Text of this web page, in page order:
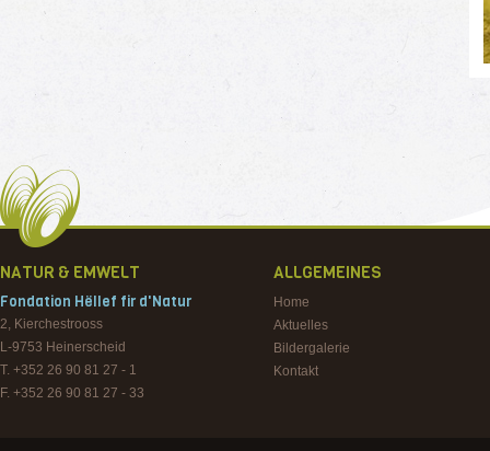
NATUR & EMWELT
Fondation Hëllef fir d'Natur
2, Kierchestrooss
L-9753 Heinerscheid
T. +352 26 90 81 27 - 1
F. +352 26 90 81 27 - 33
ALLGEMEINES
Home
Aktuelles
Bildergalerie
Kontakt